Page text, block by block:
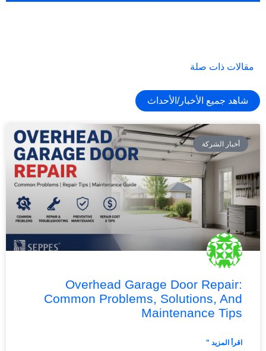
مقالات ذات صلة
شاهد جميع الأخبار/الأحداث
أخبار الشركة
Overhead Garage Door Repair:
Common Problems, Solutions, And
Maintenance Tips
اقرأ المزيد "